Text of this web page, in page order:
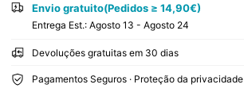
Envio gratuito(Pedidos ≥ 14,90€)
Entrega Est.: Agosto 13 - Agosto 24
Devoluções gratuitas em 30 dias
Pagamentos Seguros · Proteção da privacidade